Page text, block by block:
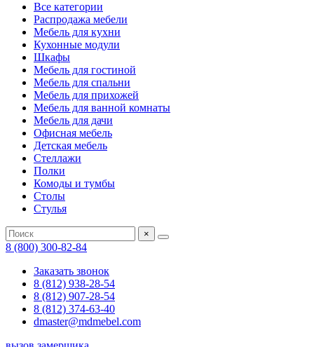
Все категории
Распродажа мебели
Мебель для кухни
Кухонные модули
Шкафы
Мебель для гостиной
Мебель для спальни
Мебель для прихожей
Мебель для ванной комнаты
Мебель для дачи
Офисная мебель
Детская мебель
Стеллажи
Полки
Комоды и тумбы
Столы
Стулья
×
8 (800) 300-82-84
Заказать звонок
8 (812) 938-28-54
8 (812) 907-28-54
8 (812) 374-63-40
dmaster@mdmebel.com